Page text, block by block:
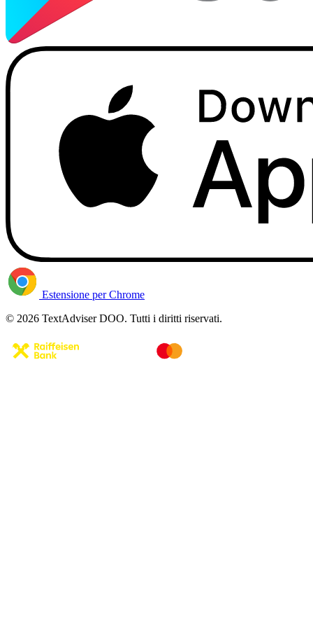
Estensione per Chrome
© 2026 TextAdviser DOO. Tutti i diritti riservati.